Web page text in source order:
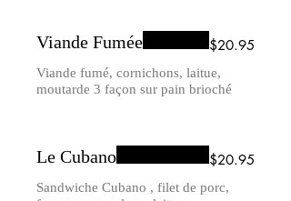
Viande Fumée
Viande fumé, cornichons, laitue,
moutarde 3 façon sur pain brioché
$20.95
Le Cubano
Sandwiche Cubano , filet de porc,
$20.95